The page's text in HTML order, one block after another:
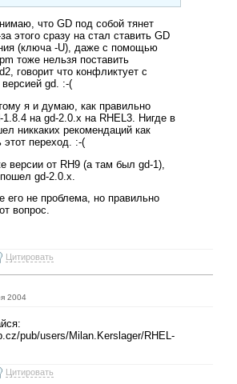
что GD под собой тянет
этого сразу на стал ставить GD
(ключа -U), даже с помощью
тоже нельзя поставить
говорит что конфликтует с
gd. :-(
я и думаю, как правильно
1.8.4 на gd-2.0.x на RHEL3. Нигде в
никкаких рекомендаций как
этот переход. :-(
версии от RH9 (а там был gd-1),
gd-2.0.x.
его не проблема, но правильно
вопрос.
Цитировать
2004
pub/users/Milan.Kerslager/RHEL-
Цитировать